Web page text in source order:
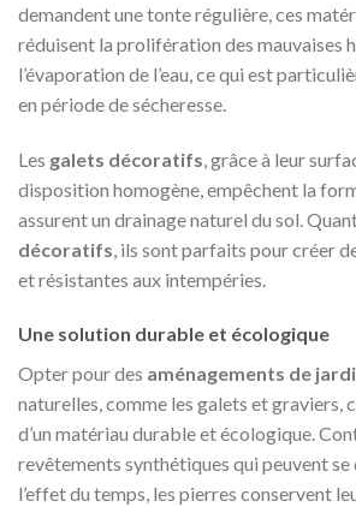
demandent une tonte régulière, ces
réduisent la prolifération des mauvaises
l’évaporation de l’eau, ce qui est
en période de sécheresse.
Les galets décoratifs , grâce à leur
disposition homogène, empêchent la
assurent un drainage naturel du sol.
décoratifs , ils sont parfaits pour créer
et résistantes aux intempéries.
Une solution durable et écologique
Opter pour des aménagements de
naturelles, comme les galets et graviers,
d’un matériau durable et écologique.
revêtements synthétiques qui peuvent
l’effet du temps, les pierres conservent